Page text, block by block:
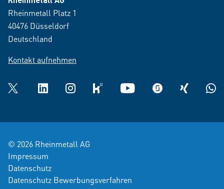
Rheinmetall Platz 1
40476 Düsseldorf
Deutschland
Kontakt aufnehmen
Twitter LinkedInInstagramkununu YouTube glassdoorXING
© 2026 Rheinmetall AG
Impressum
Datenschutz
Datenschutz Bewerbungsverfahren